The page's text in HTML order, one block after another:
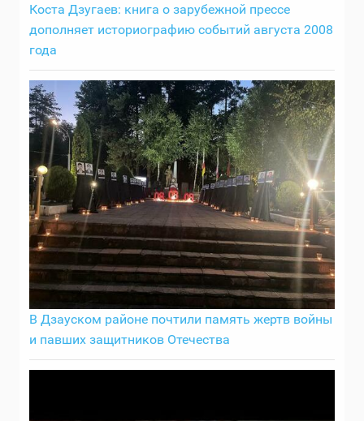
Коста Дзугаев: книга о зарубежной прессе
дополняет историографию событий августа 2008
года
В Дзауском районе почтили память жертв войны
и павших защитников Отечества